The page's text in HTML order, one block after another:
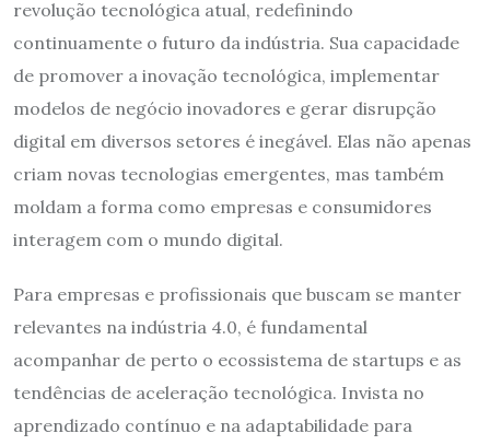
revolução tecnológica atual, redefinindo
continuamente o futuro da indústria. Sua capacidade
de promover a inovação tecnológica, implementar
modelos de negócio inovadores e gerar disrupção
digital em diversos setores é inegável. Elas não apenas
criam novas tecnologias emergentes, mas também
moldam a forma como empresas e consumidores
interagem com o mundo digital.
Para empresas e profissionais que buscam se manter
relevantes na indústria 4.0, é fundamental
acompanhar de perto o ecossistema de startups e as
tendências de aceleração tecnológica. Invista no
aprendizado contínuo e na adaptabilidade para